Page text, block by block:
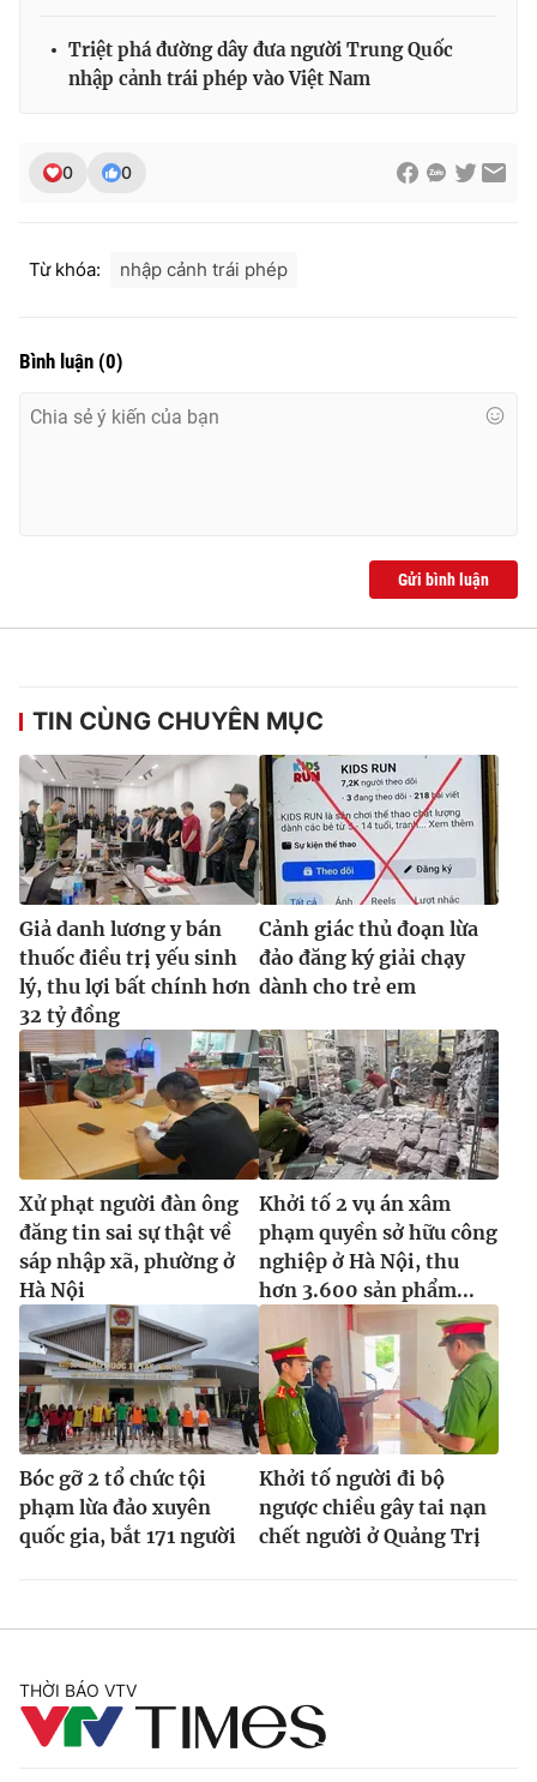
Triệt phá đường dây đưa người Trung Quốc
nhập cảnh trái phép vào Việt Nam
0 0
Từ khóa: nhập cảnh trái phép
Bình luận (0)
Gửi bình luận
TIN CÙNG CHUYÊN MỤC
Giả danh lương y bán
thuốc điều trị yếu sinh
lý, thu lợi bất chính hơn
32 tỷ đồng
Cảnh giác thủ đoạn lừa
đảo đăng ký giải chạy
dành cho trẻ em
Xử phạt người đàn ông
đăng tin sai sự thật về
sáp nhập xã, phường ở
Hà Nội
Khởi tố 2 vụ án xâm
phạm quyền sở hữu công
nghiệp ở Hà Nội, thu
hơn 3.600 sản phẩm...
Bóc gỡ 2 tổ chức tội
phạm lừa đảo xuyên
quốc gia, bắt 171 người
Khởi tố người đi bộ
ngược chiều gây tai nạn
chết người ở Quảng Trị
THỜI BÁO VTV